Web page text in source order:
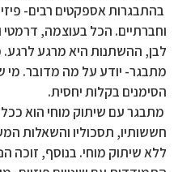
בהתבגרות אספקטים רבים-
וחברתיים. הכל בעוצמה, דרמטי
לבן, ההשתנות היא מרגע לרגע.
מתבגר- יודע על מה מדובר. מי
הסימנים בקלות יחסית.
מתבגר עם שיתוק מוחי הוא
חששותיו, תסכוליו והשאלות
ללא שיתוק מוחי. בנוסף, זוכה